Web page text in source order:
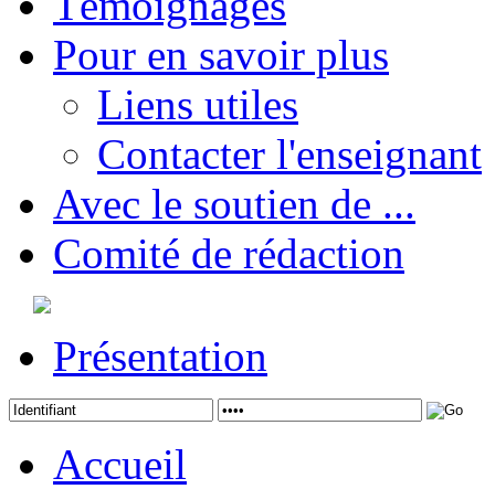
Pour en savoir plus
Liens utiles
Contacter l'enseignant
Avec le soutien de ...
Comité de rédaction
Présentation
Accueil